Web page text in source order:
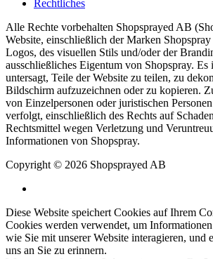
Rechtliches
Alle Rechte vorbehalten Shopsprayed AB
Website, einschließlich der Marken
Logos, des visuellen Stils und/oder der
ausschließliches Eigentum von Shopspray. Es
untersagt, Teile der Website zu teilen, zu
Bildschirm aufzuzeichnen oder zu kopieren.
von Einzelpersonen oder juristischen
verfolgt, einschließlich des Rechts auf
Rechtsmittel wegen Verletzung und
Informationen von Shopspray.
Copyright © 2026 Shopsprayed AB
Diese Website speichert Cookies auf Ihrem
Cookies werden verwendet, um
wie Sie mit unserer Website interagieren, und
uns an Sie zu erinnern.